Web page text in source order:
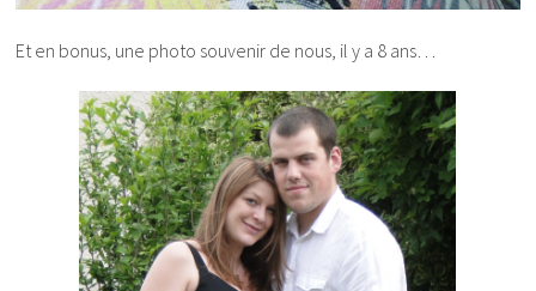
Et en bonus, une photo souvenir de nous, il y a 8 ans…